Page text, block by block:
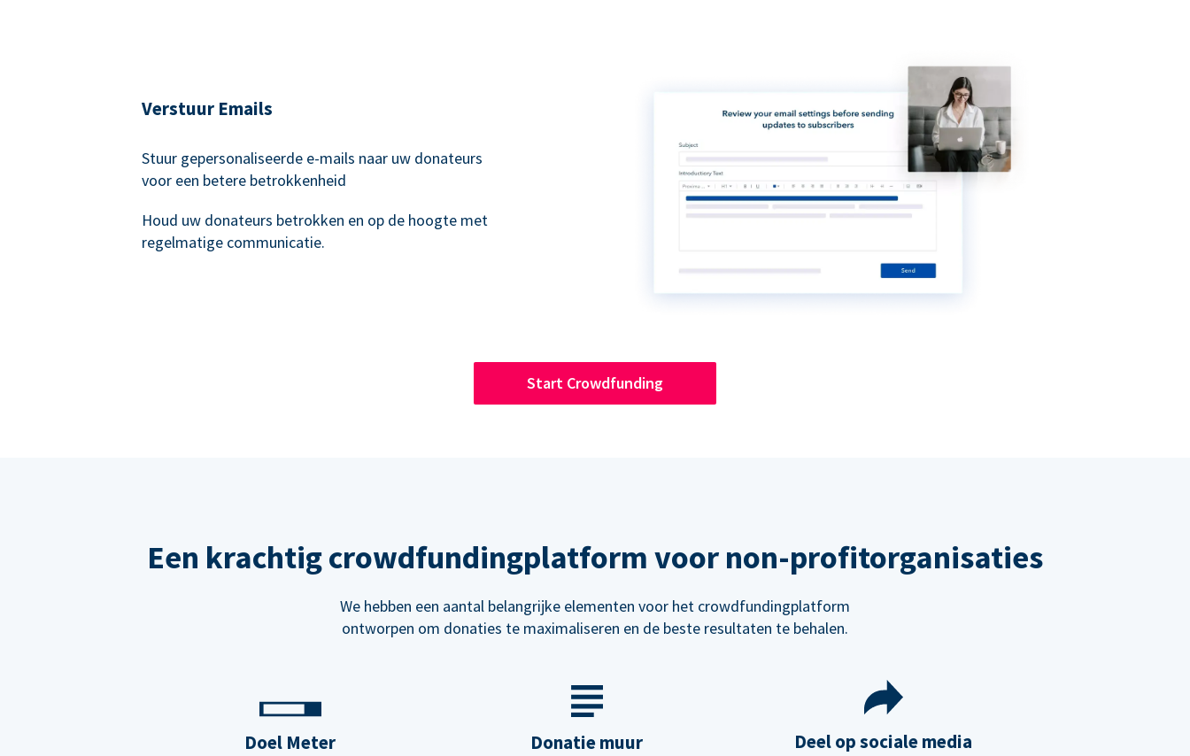
Verstuur Emails
Stuur gepersonaliseerde e-mails naar uw donateurs
voor een betere betrokkenheid
Houd uw donateurs betrokken en op de hoogte met
regelmatige communicatie.
Start Crowdfunding
Een krachtig crowdfundingplatform voor non-profitorganisaties
We hebben een aantal belangrijke elementen voor het crowdfundingplatform
ontworpen om donaties te maximaliseren en de beste resultaten te behalen.
Doel Meter Donatie muur Deel op sociale media